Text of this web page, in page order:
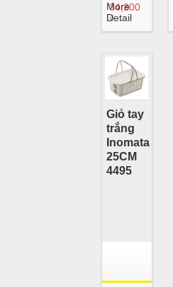
34,300
₫
More
Detail
Giỏ tay
trắng
Inomata
25CM
4495